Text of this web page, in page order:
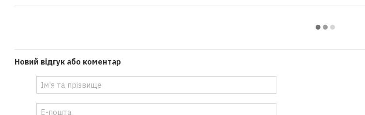
Новий відгук або коментар